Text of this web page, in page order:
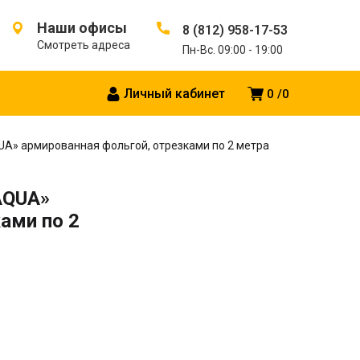
Наши офисы
Смотреть адреса
8 (812) 958-17-53
Пн-Вс. 09:00 - 19:00
0 0
Личный кабинет
армированная фольгой, отрезками по 2 метра
по 2